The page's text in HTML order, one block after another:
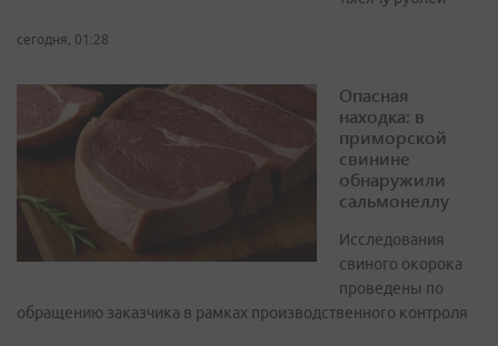
сегодня, 01:28
Опасная
находка: в
приморской
свинине
обнаружили
сальмонеллу
Исследования
свиного окорока
проведены по
обращению заказчика в рамках производственного контроля